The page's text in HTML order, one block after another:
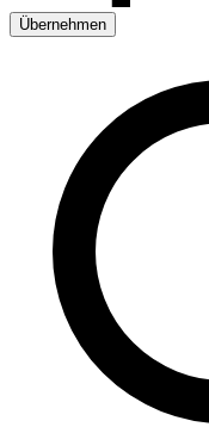
Übernehmen